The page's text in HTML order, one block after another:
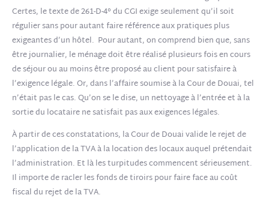
Certes, le texte de 261-D-4° du CGI exige seulement qu’il soit
régulier sans pour autant faire référence aux pratiques plus
exigeantes d’un hôtel. Pour autant, on comprend bien que, sans
être journalier, le ménage doit être réalisé plusieurs fois en cours
de séjour ou au moins être proposé au client pour satisfaire à
l’exigence légale. Or, dans l’affaire soumise à la Cour de Douai, tel
n’était pas le cas. Qu’on se le dise, un nettoyage à l’entrée et à la
sortie du locataire ne satisfait pas aux exigences légales.
À partir de ces constatations, la Cour de Douai valide le rejet de
l’application de la TVA à la location des locaux auquel prétendait
l’administration. Et là les turpitudes commencent sérieusement.
Il importe de racler les fonds de tiroirs pour faire face au coût
fiscal du rejet de la TVA.